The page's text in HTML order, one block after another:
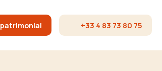
+33 4 83 73 80 75